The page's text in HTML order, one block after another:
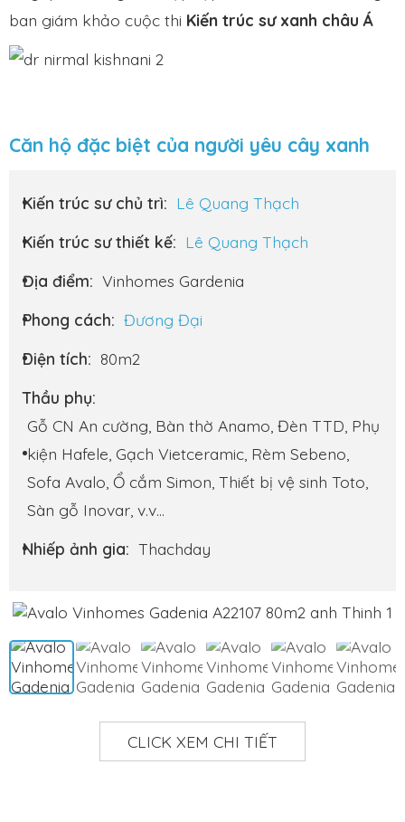
ban giám khảo cuộc thi Kiến trúc sư xanh châu Á
Căn hộ đặc biệt của người yêu cây xanh
Kiến trúc sư chủ trì: Lê Quang Thạch
Kiến trúc sư thiết kế: Lê Quang Thạch
Địa điểm: Vinhomes Gardenia
Phong cách: Đương Đại
Diện tích: 80m2
Thầu phụ:
Gỗ CN An cường, Bàn thờ Anamo, Đèn TTD, Phụ
kiện Hafele, Gạch Vietceramic, Rèm Sebeno,
Sofa Avalo, Ổ cắm Simon, Thiết bị vệ sinh Toto,
Sàn gỗ Inovar, v.v...
Nhiếp ảnh gia: Thachday
CLICK XEM CHI TIẾT